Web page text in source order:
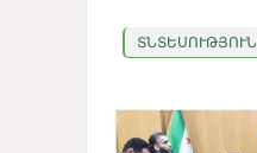
ՏՆՏԵՍՈՒԹՅՈՒՆ